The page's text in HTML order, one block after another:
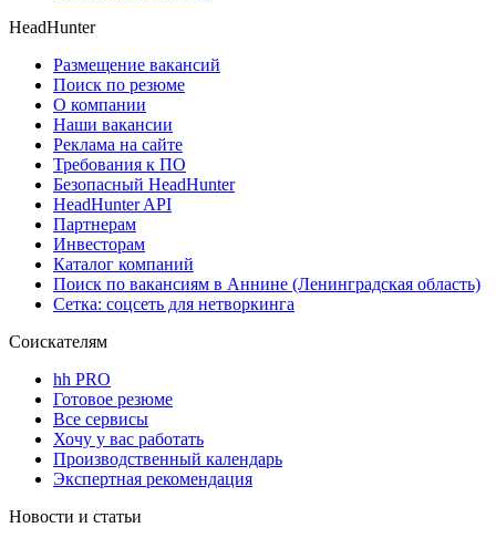
HeadHunter
Размещение вакансий
Поиск по резюме
О компании
Наши вакансии
Реклама на сайте
Требования к ПО
Безопасный HeadHunter
HeadHunter API
Партнерам
Инвесторам
Каталог компаний
Поиск по вакансиям в Аннине (Ленинградская область)
Сетка: соцсеть для нетворкинга
Соискателям
hh PRO
Готовое резюме
Все сервисы
Хочу у вас работать
Производственный календарь
Экспертная рекомендация
Новости и статьи